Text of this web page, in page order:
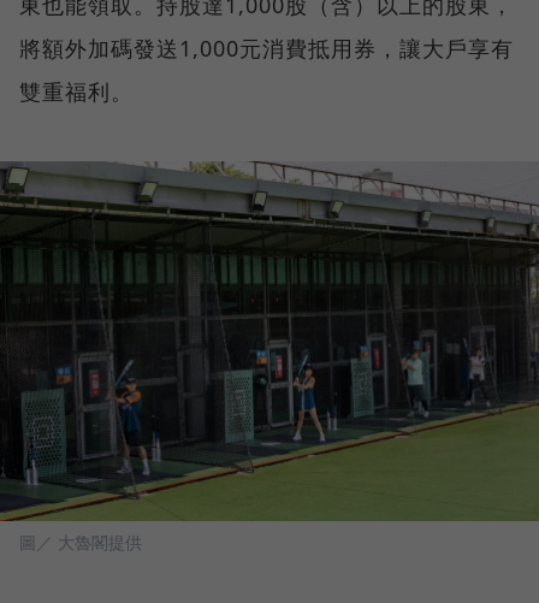
將額外加碼發送1,000元消費抵用券，讓大戶享有
雙重福利。
圖／ 大魯閣提供